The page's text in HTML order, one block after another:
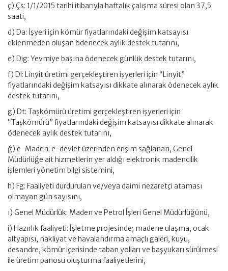
ç) Çs: 1/1/2015 tarihi itibarıyla haftalık çalışma süresi olan 37,5
saati,
d) Da: İşyeri için kömür fiyatlarındaki değişim katsayısı
eklenmeden oluşan ödenecek aylık destek tutarını,
e) Dig: Yevmiye başına ödenecek günlük destek tutarını,
f) Dl: Linyit üretimi gerçekleştiren işyerleri için “Linyit”
fiyatlarındaki değişim katsayısı dikkate alınarak ödenecek aylık
destek tutarını,
g) Dt: Taşkömürü üretimi gerçekleştiren işyerleri için
“Taşkömürü” fiyatlarındaki değişim katsayısı dikkate alınarak
ödenecek aylık destek tutarını,
ğ) e-Maden: e-devlet üzerinden erişim sağlanan, Genel
Müdürlüğe ait hizmetlerin yer aldığı elektronik madencilik
işlemleri yönetim bilgi sistemini,
h) Fg: Faaliyeti durdurulan ve/veya daimi nezaretçi ataması
olmayan gün sayısını,
ı) Genel Müdürlük: Maden ve Petrol İşleri Genel Müdürlüğünü,
i) Hazırlık faaliyeti: İşletme projesinde; madene ulaşma, ocak
altyapısı, nakliyat ve havalandırma amaçlı galeri, kuyu,
desandre, kömür içerisinde taban yolları ve başyukarı sürülmesi
ile üretim panosu oluşturma faaliyetlerini,